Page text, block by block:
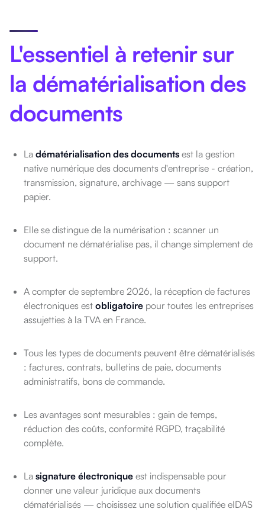
L'essentiel à retenir sur
la dématérialisation des
documents
La dématérialisation des documents est la gestion
native numérique des documents d'entreprise - création,
transmission, signature, archivage — sans support
papier.
Elle se distingue de la numérisation : scanner un
document ne dématérialise pas, il change simplement de
support.
A compter de septembre 2026, la réception de factures
électroniques est obligatoire pour toutes les entreprises
assujetties à la TVA en France.
Tous les types de documents peuvent être dématérialisés
: factures, contrats, bulletins de paie, documents
administratifs, bons de commande.
Les avantages sont mesurables : gain de temps,
réduction des coûts, conformité RGPD, traçabilité
complète.
La signature électronique est indispensable pour
donner une valeur juridique aux documents
dématérialisés — choisissez une solution qualifiée eIDAS